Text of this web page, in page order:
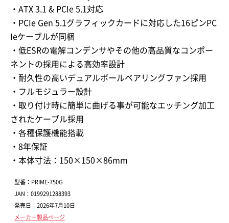
・ATX 3.1 & PCIe 5.1対応
・PCIe Gen 5.1グラフィックカードに対応した16ピンPC
Ieケーブルが同梱
・低ESRの電解コンデンサやその他の高品質なコンポー
ネントの採用による高効率設計
・耐久性の高いデュアルボールベアリングファン採用
・フルモジュラー設計
・取り付け時に簡単に曲げる事が可能なエッチング加工
されたケーブル採用
・各種保護機能搭載
・8年保証
・本体寸法：150×150×86mm
型番：PRIME-750G
JAN：0199291288393
発売日：2026年7月10日
メーカー製品ページ